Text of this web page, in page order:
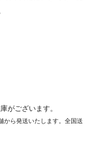
がございます。
から発送いたします。全国送